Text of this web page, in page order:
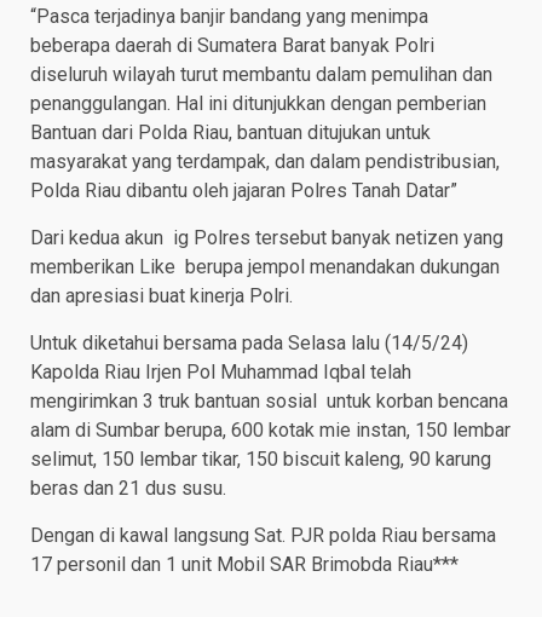
“Pasca terjadinya banjir bandang yang menimpa
beberapa daerah di Sumatera Barat banyak Polri
diseluruh wilayah turut membantu dalam pemulihan dan
penanggulangan. Hal ini ditunjukkan dengan pemberian
Bantuan dari Polda Riau, bantuan ditujukan untuk
masyarakat yang terdampak, dan dalam pendistribusian,
Polda Riau dibantu oleh jajaran Polres Tanah Datar”
Dari kedua akun ig Polres tersebut banyak netizen yang
memberikan Like berupa jempol menandakan dukungan
dan apresiasi buat kinerja Polri.
Untuk diketahui bersama pada Selasa lalu (14/5/24)
Kapolda Riau Irjen Pol Muhammad Iqbal telah
mengirimkan 3 truk bantuan sosial untuk korban bencana
alam di Sumbar berupa, 600 kotak mie instan, 150 lembar
selimut, 150 lembar tikar, 150 biscuit kaleng, 90 karung
beras dan 21 dus susu.
Dengan di kawal langsung Sat. PJR polda Riau bersama
17 personil dan 1 unit Mobil SAR Brimobda Riau***